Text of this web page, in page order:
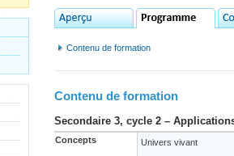
Contenu de formation
Contenu de formation
Secondaire 3, cycle 2 –
Concepts Univers vivant